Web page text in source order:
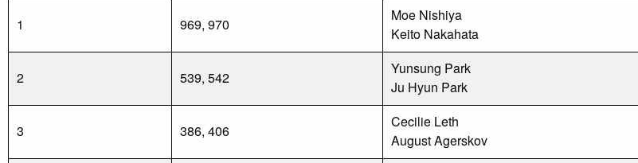
1 969, 970
Moe Nishiya
Keito Nakahata
2 539, 542
Yunsung Park
Ju Hyun Park
3 386, 406
Cecilie Leth
August Agerskov